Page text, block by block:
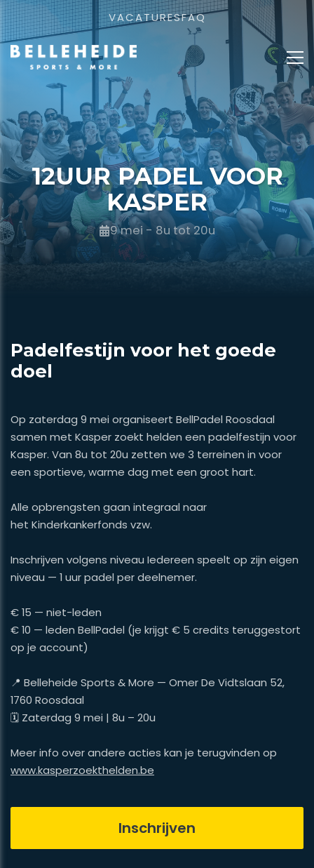
VACATURESFAQ
12UUR PADEL VOOR
KASPER
9 mei - 8u tot 20u
Padelfestijn voor het goede
doel
Op zaterdag 9 mei organiseert BellPadel Roosdaal
samen met Kasper zoekt helden een padelfestijn voor
Kasper. Van 8u tot 20u zetten we 3 terreinen in voor
een sportieve, warme dag met een groot hart.
Alle opbrengsten gaan integraal naar
het Kinderkankerfonds vzw.
Inschrijven volgens niveau Iedereen speelt op zijn eigen
niveau — 1 uur padel per deelnemer.
€ 15 — niet-leden
€ 10 — leden BellPadel (je krijgt € 5 credits teruggestort
op je account)
📍 Belleheide Sports & More — Omer De Vidtslaan 52,
1760 Roosdaal
​​​​​​​🗓 Zaterdag 9 mei | 8u – 20u
​​​​​​​Meer info over andere acties kan je terugvinden op
www.kasperzoekthelden.be
Inschrijven